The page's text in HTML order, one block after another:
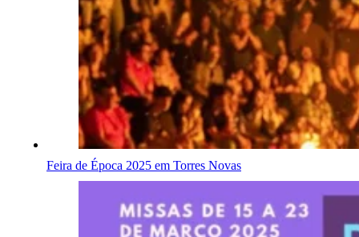
Feira de Época 2025 em Torres Novas